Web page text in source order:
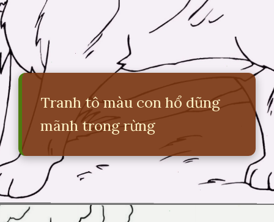
Tranh tô màu con hổ dũng
mãnh trong rừng